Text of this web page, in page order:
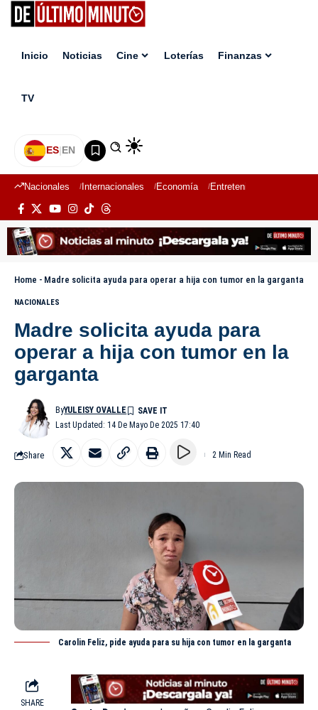
Inicio Noticias Cine Loterías Finanzas
TV
ES|EN
Nacionales Internacionales Economía Entretenimiento
Home - Madre solicita ayuda para operar a hija con tumor en la garganta
NACIONALES
Madre solicita ayuda para
operar a hija con tumor en la
garganta
Last Updated: 14 De Mayo De 2025 17:40
ByYULEISY OVALLE
Share 2 Min Read
Carolin Feliz, pide ayuda para su hija con tumor en la garganta
SHARE